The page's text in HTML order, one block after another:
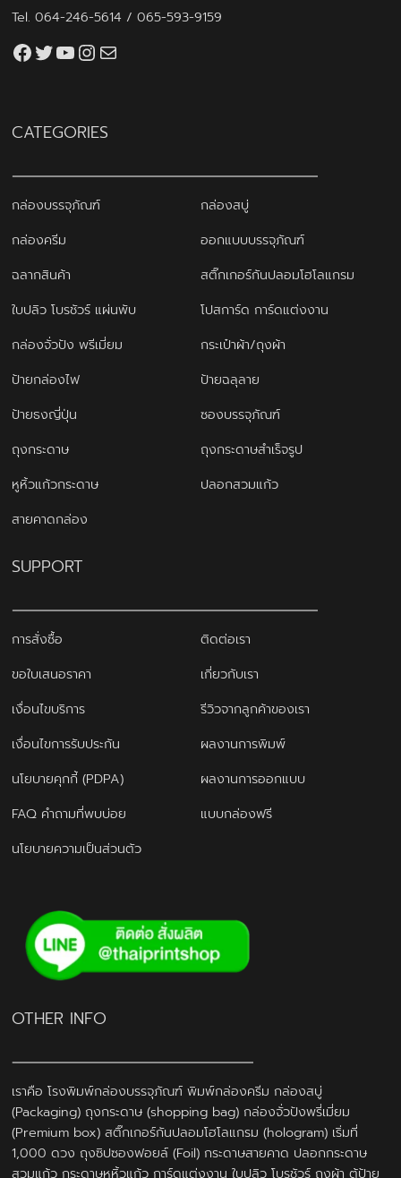
Tel.064-246-5614 /065-593-9159
Facebook
Twitter
YouTube
Instagram
thaiprintshop.aw@gmail.com
CATEGORIES
กล่องบรรจุภัณฑ์
กล่องสบู่
กล่องครีม
ออกแบบบรรจุภัณฑ์
ฉลากสินค้า
สติ๊กเกอร์กันปลอมโฮโลแกรม
ใบปลิว โบรชัวร์ แผ่นพับ
โปสการ์ด การ์ดแต่งงาน
กล่องจั่วปัง พรีเมี่ยม
กระเป๋าผ้า/ถุงผ้า
ป้ายกล่องไฟ
ป้ายฉลุลาย
ป้ายธงญี่ปุ่น
ซองบรรจุภัณฑ์
ถุงกระดาษ
ถุงกระดาษสำเร็จรูป
หูหิ้วแก้วกระดาษ
ปลอกสวมแก้ว
สายคาดกล่อง
SUPPORT
การสั่งซื้อ
ติดต่อเรา
ขอใบเสนอราคา
เกี่ยวกับเรา
เงื่อนไขบริการ
รีวิวจากลูกค้าของเรา
เงื่อนไขการรับประกัน
ผลงานการพิมพ์
นโยบายคุกกี้ (PDPA)
ผลงานการออกแบบ
FAQ คำถามที่พบบ่อย
แบบกล่องฟรี
นโยบายความเป็นส่วนตัว
OTHER INFO
เราคือ โรงพิมพ์กล่องบรรจุภัณฑ์ พิมพ์กล่องครีม กล่องสบู่
(Packaging) ถุงกระดาษ (shopping bag) กล่องจั่วปังพรี่เมี่ยม
(Premium box) สติ๊กเกอร์กันปลอมโฮโลแกรม (hologram) เริ่มที่
1,000 ดวง ถุงซิปซองฟอยล์ (Foil) กระดาษสายคาด ปลอกกระดาษ
สวมแก้ว กระดาษหูหิ้วแก้ว การ์ดแต่งงาน ใบปลิว โบรชัวร์ ถุงผ้า ตู้ป้าย